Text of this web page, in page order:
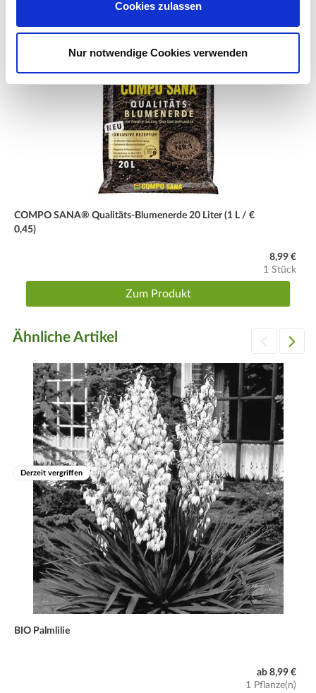
Cookies zulassen
Nur notwendige Cookies verwenden
COMPO SANA® Qualitäts-Blumenerde 20 Liter (1 L / €
0,45)
8,99 €
1 Stück
Zum Produkt
Ähnliche Artikel
Derzeit vergriffen
BIO Palmlilie
ab 8,99 €
1 Pflanze(n)